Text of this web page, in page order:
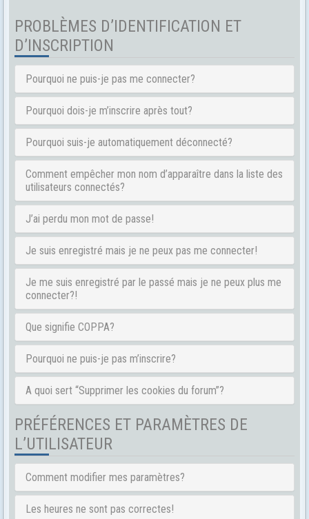
PROBLÈMES D’IDENTIFICATION ET
D’INSCRIPTION
Pourquoi ne puis-je pas me connecter?
Pourquoi dois-je m’inscrire après tout?
Pourquoi suis-je automatiquement déconnecté?
Comment empêcher mon nom d’apparaître dans la liste des
utilisateurs connectés?
J’ai perdu mon mot de passe!
Je suis enregistré mais je ne peux pas me connecter!
Je me suis enregistré par le passé mais je ne peux plus me
connecter?!
Que signifie COPPA?
Pourquoi ne puis-je pas m’inscrire?
A quoi sert “Supprimer les cookies du forum”?
PRÉFÉRENCES ET PARAMÈTRES DE
L’UTILISATEUR
Comment modifier mes paramètres?
Les heures ne sont pas correctes!